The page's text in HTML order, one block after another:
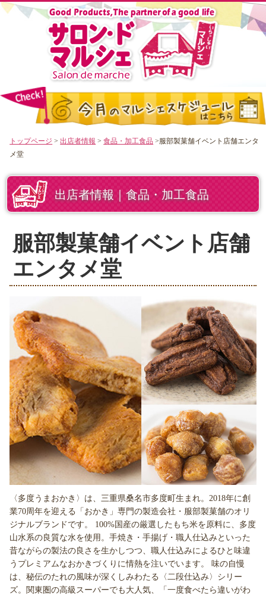
トップページ >出店者情報 >食品・加工食品 >服部製菓舗イベント店舗エンタ
メ堂
出店者情報｜食品・加工食品
服部製菓舗イベント店舗
エンタメ堂
〈多度うまおかき〉は、三重県桑名市多度町生まれ。2018年に創
業70周年を迎える「おかき」専門の製造会社・服部製菓舗のオリ
ジナルブランドです。 100%国産の厳選したもち米を原料に、多度
山水系の良質な水を使用。手焼き・手揚げ・職人仕込みといった
昔ながらの製法の良さを生かしつつ、職人仕込みによるひと味違
うプレミアムなおかきづくりに情熱を注いでいます。 味の自慢
は、秘伝のたれの風味が深くしみわたる〈二段仕込み〉シリー
ズ。関東圏の高級スーパーでも大人気、「一度食べたら違いがわ